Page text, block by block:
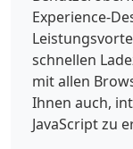
Experience-
schnellen
mit allen
Ihnen auch,
JavaScript zu